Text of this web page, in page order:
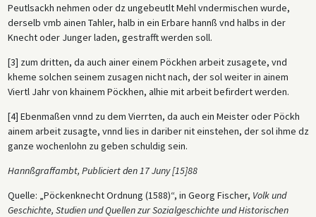
Peutlsackh nehmen oder dz ungebeutlt Mehl vndermischen wurde,
derselb vmb ainen Tahler, halb in ein Erbare hannß vnd halbs in der
Knecht oder Junger laden, gestrafft werden soll.
[3] zum dritten, da auch ainer einem Pöckhen arbeit zusagete, vnd
kheme solchen seinem zusagen nicht nach, der sol weiter in ainem
Viertl Jahr von khainem Pöckhen, alhie mit arbeit befirdert werden.
[4] Ebenmaßen vnnd zu dem Vierrten, da auch ein Meister oder Pöckh
ainem arbeit zusagte, vnnd lies in dariber nit einstehen, der sol ihme dz
ganze wochenlohn zu geben schuldig sein.
Hannßgraffambt, Publiciert den 17 Juny [15]88
Quelle: „Pöckenknecht Ordnung (1588)“, in Georg Fischer, Volk und
Geschichte, Studien und Quellen zur Sozialgeschichte und Historischen